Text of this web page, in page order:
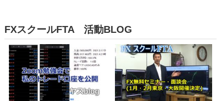
FXスクールFTA 活動BLOG